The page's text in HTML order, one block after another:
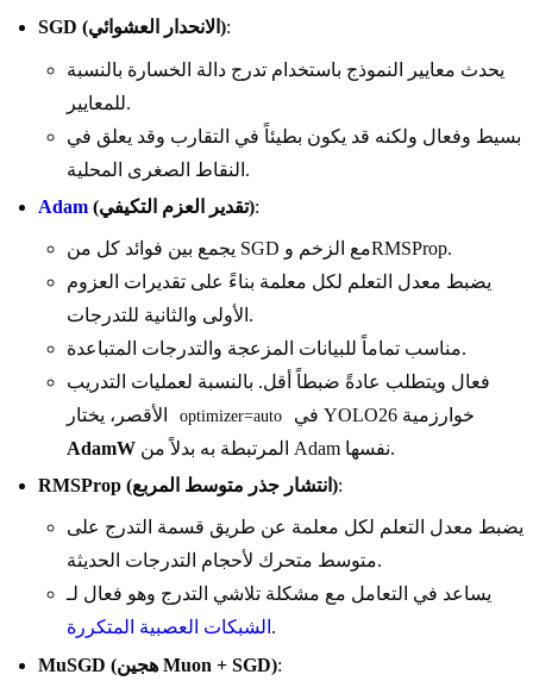
SGD (الانحدار العشوائي):
يحدث معايير النموذج باستخدام تدرج دالة الخسارة بالنسبة
للمعايير.
بسيط وفعال ولكنه قد يكون بطيئاً في التقارب وقد يعلق في
النقاط الصغرى المحلية.
Adam
(تقدير العزم التكيفي):
يجمع بين فوائد كل من SGD مع الزخم وRMSProp.
يضبط معدل التعلم لكل معلمة بناءً على تقديرات العزوم
الأولى والثانية للتدرجات.
مناسب تماماً للبيانات المزعجة والتدرجات المتباعدة.
فعال ويتطلب عادةً ضبطاً أقل. بالنسبة لعمليات التدريب
optimizer=auto
في YOLO26 خوارزمية
AdamW
المرتبطة به بدلاً من Adam نفسها.
RMSProp (انتشار جذر متوسط المربع):
يضبط معدل التعلم لكل معلمة عن طريق قسمة التدرج على
متوسط متحرك لأحجام التدرجات الحديثة.
يساعد في التعامل مع مشكلة تلاشي التدرج وهو فعال لـ
الشبكات العصبية المتكررة .
MuSGD (هجين Muon + SGD):